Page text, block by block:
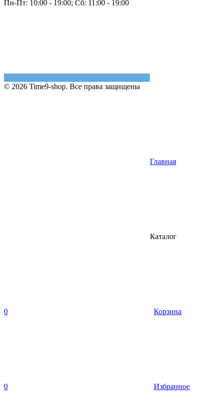
Пн-Пт: 10:00 - 19:00; Сб: 11:00 - 19:00
© 2026 Time9-shop. Все права защищены
Главная
Каталог
0 Корзина
0 Избранное